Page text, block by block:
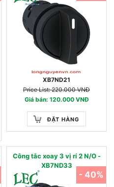
XB7ND21
Price List: 220.000 VNĐ
Giá bán: 120.000 VNĐ
ĐẶT HÀNG
Công tắc xoay 3 vị rí 2 N/O -
XB7ND33
- 40%